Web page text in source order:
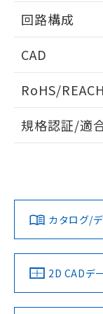
取りつけ穴加工図
回路構成
CAD
ドすること
ダウンロードデー
みください。
ソフトウェアの使
RoHS/
EU RoHS 注意
対応済み
中国 RoHS 注
規格認証/適
LR型式承認
（イギリス
船舶規格）
No
カタログ/
2D CADデ
お
品
をご
※当
の
下記の
とができ
EU RoHS
51物質の
また、
物質の対
荷製品
している
り、2022
す。
及ぼさな
「－」：
い合わせ
合